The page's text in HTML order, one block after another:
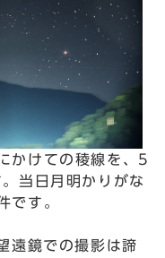
かけての稜線を、5
当日月明かりがな
です。
遠鏡での撮影は諦